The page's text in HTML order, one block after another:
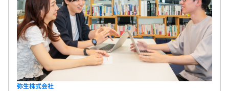
弥生株式会社